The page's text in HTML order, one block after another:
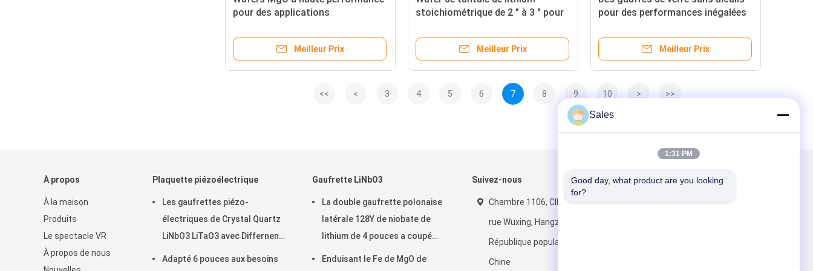
pour des applications
avancées
Meilleur Prix
stoichiométrique de 2 " à 3 " pour
de fréquence de haute puissance
Meilleur Prix
pour des performances inégalées
Meilleur Prix
<< < 3 4 5 6 7 8 9 10 > >>
À propos
À la maison
Produits
Le spectacle VR
À propos de nous
Plaquette piézoélectrique
Les gaufrettes piézo-
électriques de Crystal Quartz
LiNbO3 LiTaO3 avec Differnent
Adapté 6 pouces aux besoins
Gaufrette LiNbO3
La double gaufrette polonaise
latérale 128Y de niobate de
lithium de 4 pouces a coupé
Enduisant le Fe de MgO de
Suivez-nous
Chambre 1106, CIBC, n°198
rue Wuxing, Hangzhou,
République populaire de
Chine
Mail nous
Sales
1:31 PM
Good day, what product are you looking
for?